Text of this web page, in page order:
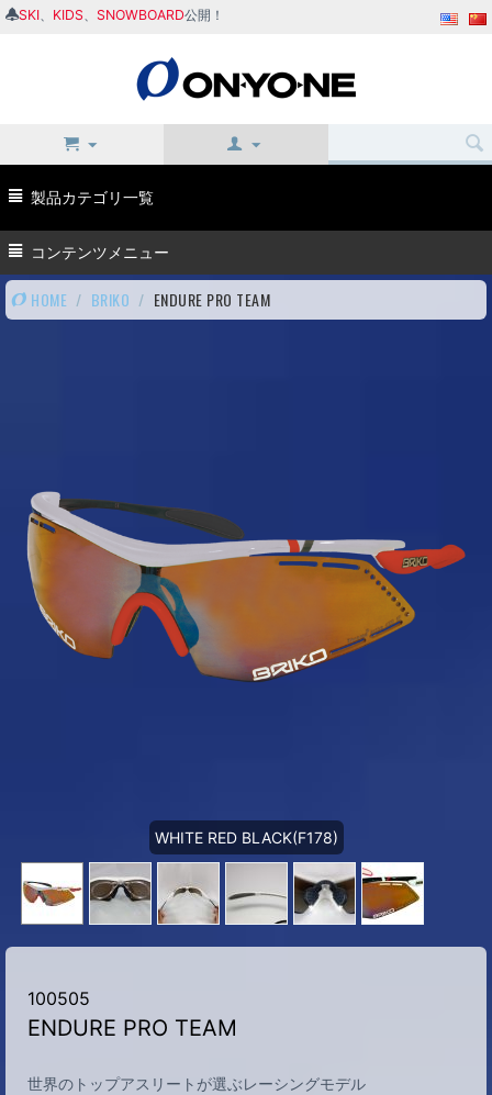
SKI KIDS SNOWBOARD公開！
製品カテゴリ一覧
コンテンツメニュー
HOME / BRIKO / ENDURE PRO TEAM
WHITE RED BLACK(F178)
100505
ENDURE PRO TEAM
世界のトップアスリートが選ぶレーシングモデル